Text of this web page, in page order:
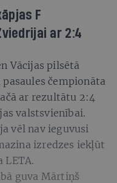
F
ar 2:4
Vācijas pilsētā
čempionāta
ar rezultātu 2:4
valstsvienībai.
vēl nav ieguvusi
izredzes iekļūt
LETA.
guva Mārtiņš